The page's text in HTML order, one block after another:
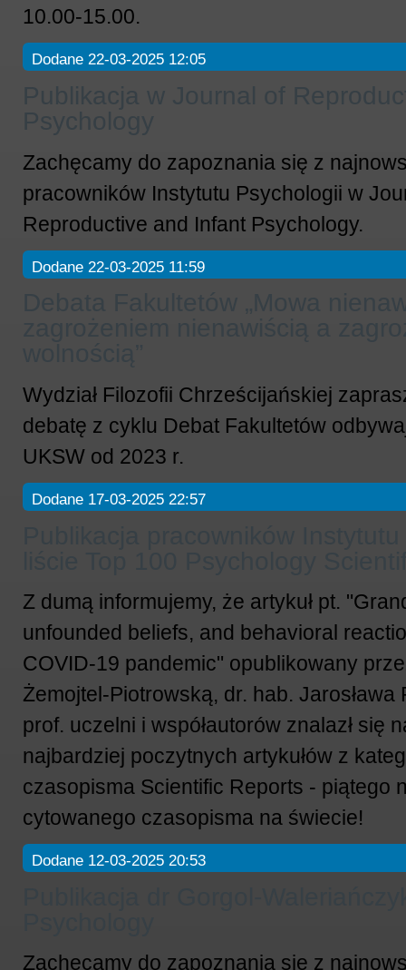
10.00-15.00.
Dodane 22-03-2025 12:05
Publikacja w Journal of
Psychology
Zachęcamy do zapoznania się z
pracowników Instytutu Psychologii w J
Reproductive and Infant Psychology.
Dodane 22-03-2025 11:59
Wydział Filozofii Chrześcijańskiej
debatę z cyklu Debat Fakultetów
UKSW od 2023 r.
Dodane 17-03-2025 22:57
Z dumą informujemy, że artykuł pt.
unfounded beliefs, and behavioral
COVID-19 pandemic" opublikowany
Żemojtel-Piotrowską, dr. hab. Jarosława
prof. uczelni i współautorów znalazł się
najbardziej poczytnych artykułów z
czasopisma Scientific Reports - piątego
cytowanego czasopisma na świecie!
Dodane 12-03-2025 20:53
Zachęcamy do zapoznania się z